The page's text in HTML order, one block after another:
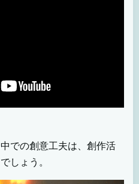
での創意工夫は、創作活
しょう。